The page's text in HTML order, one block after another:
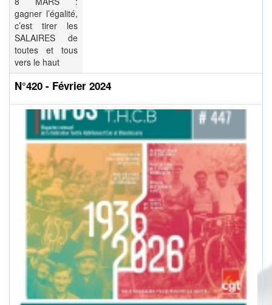
gagner l’égalité,
c’est tirer les
SALAIRES de
toutes et tous
vers le haut
N°420 - Février 2024